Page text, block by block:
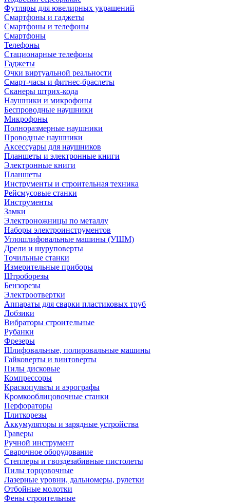
Футляры для ювелирных украшений
Смартфоны и гаджеты
Смартфоны и телефоны
Смартфоны
Телефоны
Стационарные телефоны
Гаджеты
Очки виртуальной реальности
Смарт-часы и фитнес-браслеты
Сканеры штрих-кода
Наушники и микрофоны
Беспроводные наушники
Микрофоны
Полноразмерные наушники
Проводные наушники
Аксессуары для наушников
Планшеты и электронные книги
Электронные книги
Планшеты
Инструменты и строительная техника
Рейсмусовые станки
Инструменты
Замки
Электроножницы по металлу
Наборы электроинструментов
Углошлифовальные машины (УШМ)
Дрели и шуруповерты
Точильные станки
Измерительные приборы
Штроборезы
Бензорезы
Электроотвертки
Аппараты для сварки пластиковых труб
Лобзики
Вибраторы строительные
Рубанки
Фрезеры
Шлифовальные, полировальные машины
Гайковерты и винтоверты
Пилы дисковые
Компрессоры
Краскопульты и аэрографы
Кромкооблицовочные станки
Перфораторы
Плиткорезы
Аккумуляторы и зарядные устройства
Граверы
Ручной инструмент
Сварочное оборудование
Степлеры и гвоздезабивные пистолеты
Пилы торцовочные
Лазерные уровни, дальномеры, рулетки
Отбойные молотки
Фены строительные